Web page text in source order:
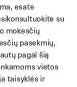
esate
su
mokesčių
pasekmių,
pagal šią
vietos
taisyklės ir